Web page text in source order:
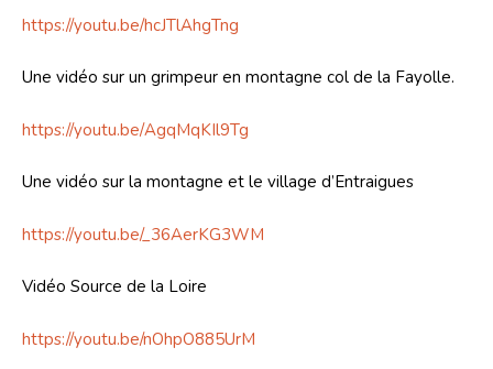
https://youtu.be/hcJTlAhgTng
Une vidéo sur un grimpeur en montagne col de la Fayolle.
https://youtu.be/AgqMqKIl9Tg
Une vidéo sur la montagne et le village d’Entraigues
https://youtu.be/_36AerKG3WM
Vidéo Source de la Loire
https://youtu.be/nOhpO885UrM